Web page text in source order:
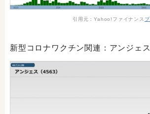
引用元：Yahoo!ファイナンス
新型コロナワクチン関連：アンジェ